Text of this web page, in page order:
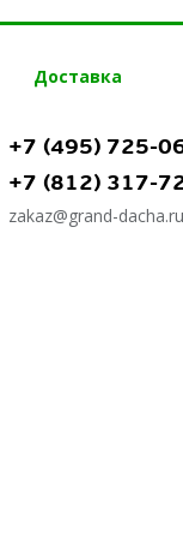
Доставка
+7 (495) 725-
+7 (812) 317-
zakaz@grand-dacha.ru